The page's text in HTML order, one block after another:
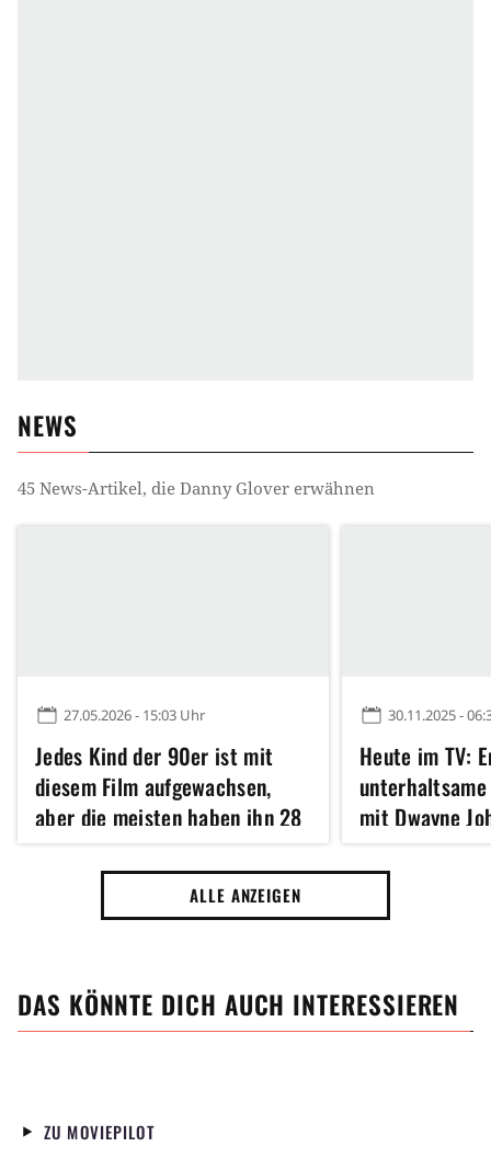
NEWS
45 News-Artikel, die Danny Glover erwähnen
27.05.2026 - 15:03 Uhr
Jedes Kind der 90er ist mit
diesem Film aufgewachsen,
aber die meisten haben ihn 28
Jahre später vergessen
30.11.2025 -
Heute im TV:
mit Dwayne
absoluter
ALLE ANZEIGEN
DAS KÖNNTE DICH AUCH INTERESSIEREN
ZU MOVIEPILOT